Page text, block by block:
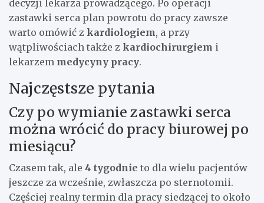
decyzji lekarza prowadzącego. Po operacji
zastawki serca plan powrotu do pracy zawsze
warto omówić z kardiologiem, a przy
wątpliwościach także z kardiochirurgiem i
lekarzem medycyny pracy.
Najczęstsze pytania
Czy po wymianie zastawki serca
można wrócić do pracy biurowej po
miesiącu?
Czasem tak, ale 4 tygodnie to dla wielu pacjentów
jeszcze za wcześnie, zwłaszcza po sternotomii.
Częściej realny termin dla pracy siedzącej to około